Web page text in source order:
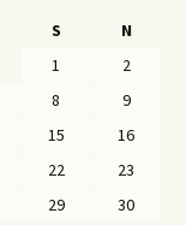
S
N
1
2
8
9
15
16
22
23
29
30